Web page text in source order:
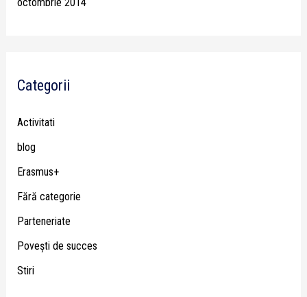
Categorii
Activitati
blog
Erasmus+
Fără categorie
Parteneriate
Poveşti de succes
Stiri